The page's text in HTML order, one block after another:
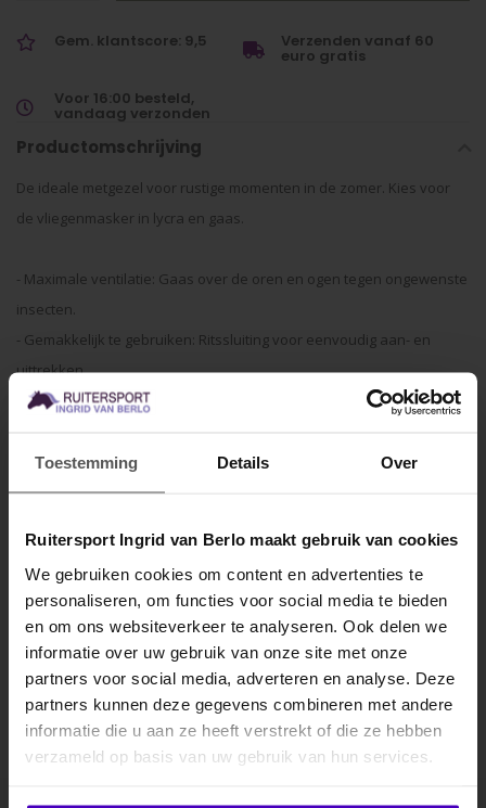
Toestemming Details Over
Ruitersport Ingrid van Berlo maakt gebruik van cookies
We gebruiken cookies om content en advertenties te
personaliseren, om functies voor social media te bieden
en om ons websiteverkeer te analyseren. Ook delen we
informatie over uw gebruik van onze site met onze
partners voor social media, adverteren en analyse. Deze
partners kunnen deze gegevens combineren met andere
informatie die u aan ze heeft verstrekt of die ze hebben
verzameld op basis van uw gebruik van hun services.
Gem. klantscore: 9,5 Verzenden vanaf 60
euro gratis
Voor 16:00 besteld,
vandaag verzonden
Productomschrijving
De ideale metgezel voor rustige momenten in de zomer. Kies voor
de vliegenmasker in lycra en gaas.
- Maximale ventilatie: Gaas over de oren en ogen tegen ongewenste
insecten.
- Gemakkelijk te gebruiken: Ritssluiting voor eenvoudig aan- en
uittrekken.
- Advies: gebruik een waszak voor het wassen.
- Niet in de droger drogen.
Specificaties
Gerelateerde producten
MELD JE AAN VOOR
10% KORTING
.